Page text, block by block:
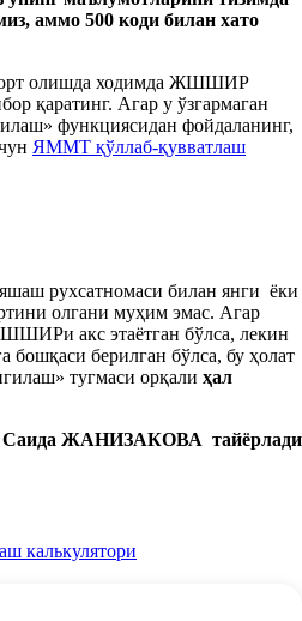
аммо 500 коди билан хато
олишда ходимда ЖШШИР
қаратинг. Агар у ўзгармаган
функциясидан фойдаланинг,
ЯММТ қўллаб-қувватлаш
рухсатномаси билан янги ёки
олгани муҳим эмас. Агар
акс этаётган бўлса, лекин
бошқаси берилган бўлса, бу ҳолат
тугмаси орқали ҳал
Саида ЖАНИЗАКОВА тайёрлади